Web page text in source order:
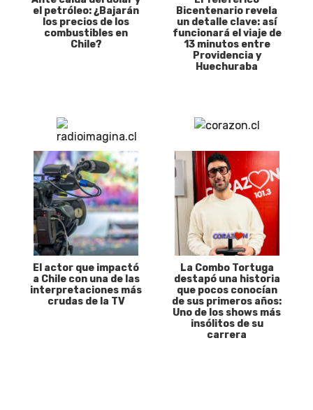
el petróleo: ¿Bajarán
los precios de los
combustibles en
Chile?
Bicentenario revela
un detalle clave: así
funcionará el viaje de
13 minutos entre
Providencia y
Huechuraba
El actor que impactó
a Chile con una de las
interpretaciones más
crudas de la TV
La Combo Tortuga
destapó una historia
que pocos conocían
de sus primeros años:
Uno de los shows más
insólitos de su
carrera